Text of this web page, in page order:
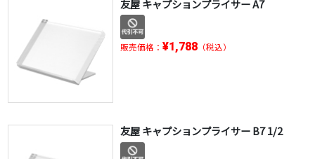
友屋 キャプションプライサー A7
販売価格： ¥1,788（税込）
友屋 キャプションプライサー B7 1/2